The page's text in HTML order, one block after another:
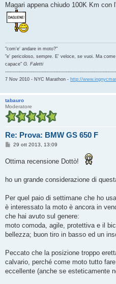
Magari appena chiudo 100K Km con
"com'e' andare in moto?"
"e' pericoloso, sempre. E' veloce, se vuoi. Ma
capace" G. Faletti
7 Nov 2010 - NYC Marathon - http://
tabauro
Moderatore
Re: Prova: BMW GS 650 F
M
s
g
29 ott 2013, 13:09
Ottima recensione Dottò!
ho un grande considerazione di
Per quel paio di settimane che ho
è interessato la moto è ancora in
che hai avuto sul genere:
moto comoda, agile, protettiva e il
bellezza; buon tiro in basso ed un
Peccato che la posizione troppo
calvario, perché come moto tutto
eccellente (anche se esteticamente